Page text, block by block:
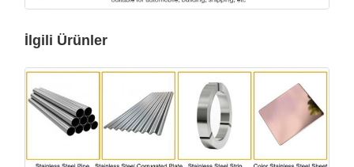
İlgili Ürünler